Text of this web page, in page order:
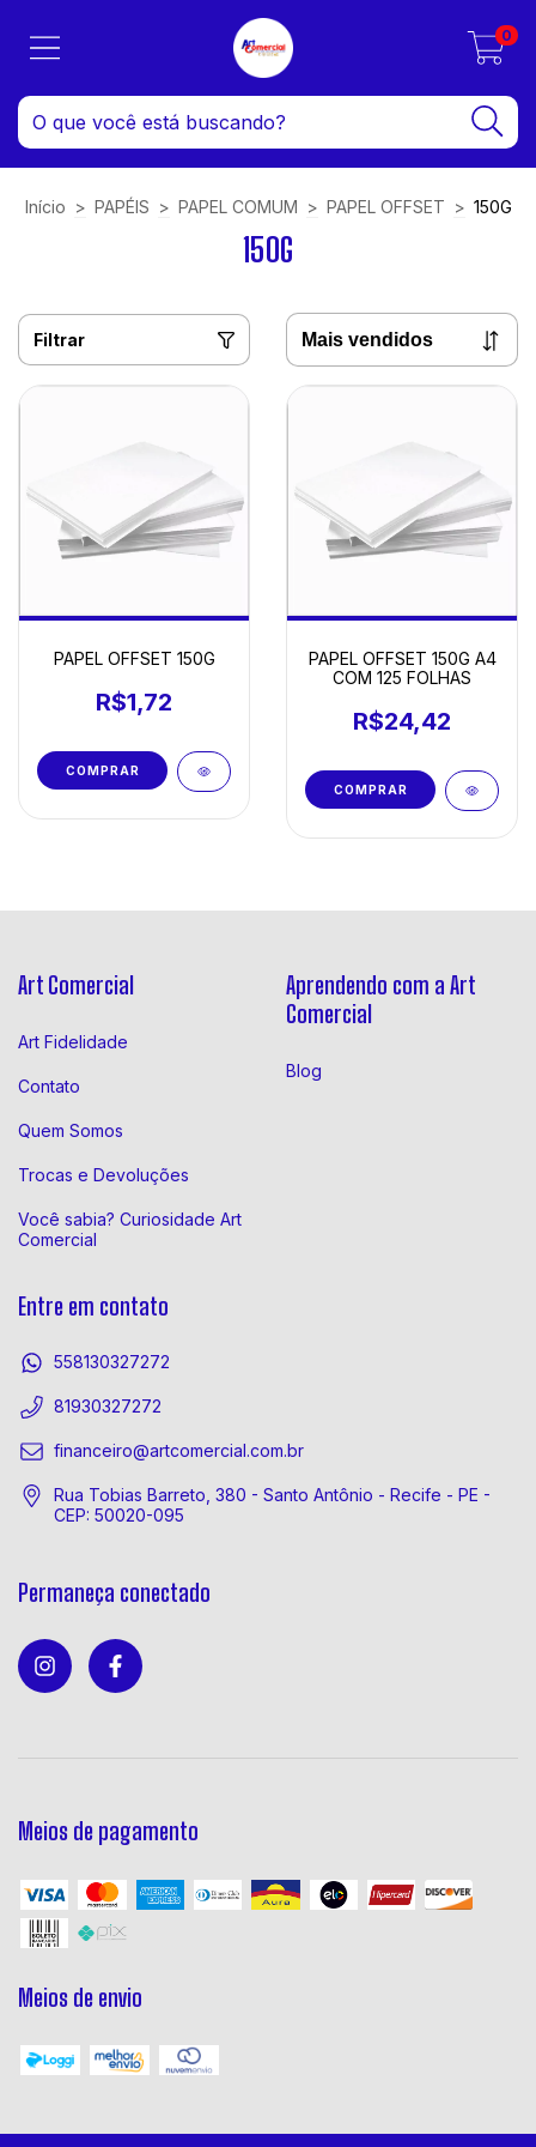
0
Início > PAPÉIS > PAPEL COMUM > PAPEL OFFSET > 150G
150G
Filtrar
PAPEL OFFSET 150G
R$1,72
COMPRAR
PAPEL OFFSET 150G A4
COM 125 FOLHAS
R$24,42
Art Comercial
Art Fidelidade
Contato
Quem Somos
Trocas e Devoluções
Você sabia? Curiosidade Art
Comercial
Aprendendo com a Art
Comercial
Blog
Entre em contato
558130327272
81930327272
financeiro@artcomercial.com.br
Rua Tobias Barreto, 380 - Santo Antônio - Recife - PE -
CEP: 50020-095
Permaneça conectado
Meios de pagamento
Meios de envio